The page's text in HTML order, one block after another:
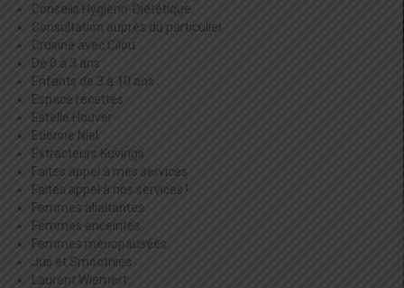
Conseils Hygièno-Diététique
Consultation auprès du particulier
Crusine avec Cilou
De 0 à 3 ans
Enfants de 3 à 10 ans
Espace recettes
Estelle Houver
Etienne Niel
Extracteurs Kuvings
Faites appel à mes services
Faites appel à nos services !
Femmes allaitantes
Femmes enceintes
Femmes ménopausées
Jus et Smoothies
Laurent Wiemert